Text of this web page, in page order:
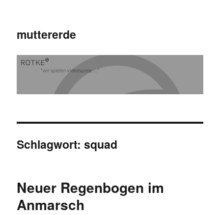
muttererde
Schlagwort:squad
Neuer Regenbogen im
Anmarsch